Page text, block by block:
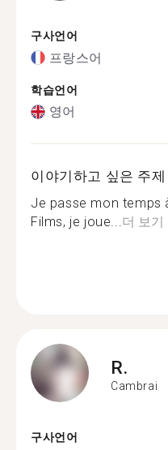
구사언어
프랑스어
학습언어
영어
이야기하고 싶은 주제
Je passe mon temps
Films, je joue...더 보기
R.
Cambrai
구사언어